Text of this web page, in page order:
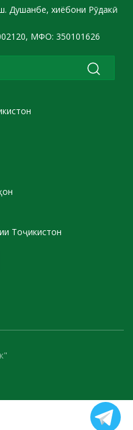
Душанбе, хиёбони Рӯдакӣ
МФО: 350101626
Тоҷикистон